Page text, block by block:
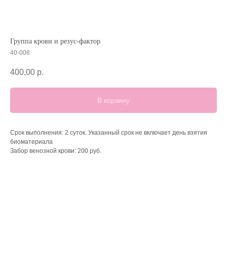
Группа крови и резус-фактор
40-008
400,00 р.
В корзину
Срок выполнения: 2 суток. Указанный срок не включает день взятия
биоматериала
Забор венозной крови: 200 руб.